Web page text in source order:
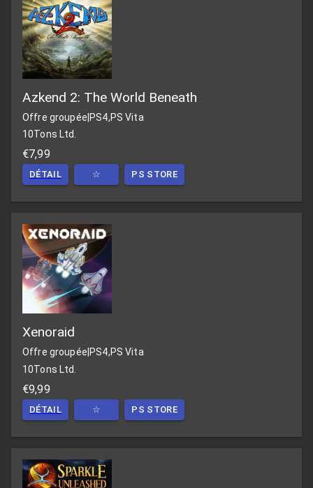
Azkend 2: The World Beneath
Offre groupée|PS4,PS Vita
10Tons Ltd.
€7,99
DÉTAIL ☆ PS STORE
Xenoraid
Offre groupée PS4,PS Vita
10Tons Ltd.
€9,99
DÉTAIL ☆ PS STORE